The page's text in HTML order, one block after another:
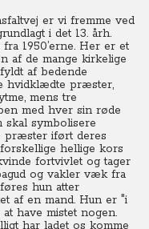
er vi fremme ved
i det 13. årh.
1950’erne. Her er et
af de mange kirkelige
af bedende
hvidklædte præster,
mens tre
med hver sin røde
skal symbolisere
præster iført deres
hellige kors
fortvivlet og tager
og vakler væk fra
hun atter
af en mand. Hun er "i
have mistet nogen.
har ladet os komme